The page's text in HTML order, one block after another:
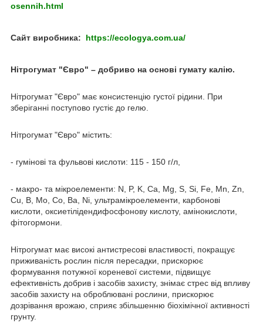
osennih.html
Сайт виробника: https://ecologya.com.ua/
Нітрогумат "Євро" – добриво на основі гумату калію.
Нітрогумат "Євро" має консистенцію густої рідини. При
зберіганні поступово густіє до гелю.
Нітрогумат "Євро" містить:
- гумінові та фульвові кислоти: 115 - 150 г/л,
- макро- та мікроелементи: N, P, K, Ca, Mg, S, Si, Fe, Mn, Zn,
Cu, B, Mo, Co, Ba, Ni, ультрамікроелементи, карбонові
кислоти, оксиетілідендифосфонову кислоту, амінокислоти,
фітогормони.
Нітрогумат має високі антистресові властивості, покращує
приживаність рослин після пересадки, прискорює
формування потужної кореневої системи, підвищує
ефективність добрив і засобів захисту, знімає стрес від впливу
засобів захисту на оброблювані рослини, прискорює
дозрівання врожаю, сприяє збільшенню біохімічної активності
грунту.